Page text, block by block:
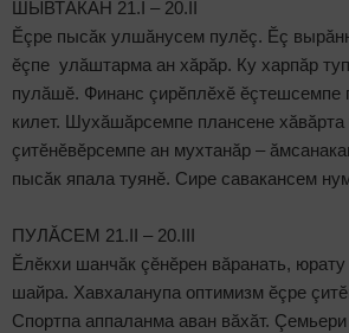
ШЫВТĂКАН 21.I – 20.II
Ӗçре пысăк улшăнусем пулӗç. Ӗç
ӗçпе улăштарма ан хăрăр. Ку харпăр
пулăшӗ. Финанс çирӗплӗхӗ ӗçтешсемпе
килет. Шухăшăрсемпе плансене хăвăрта
çитӗнӗвӗрсемпе ан мухтанăр –
пысăк япала туянӗ. Сире савакансем
ПУЛĂСЕМ 21.II – 20.III
Ӗлӗкхи шанчăк çӗнӗрен вăранать,
шайра. Хавхаланупа оптимизм ӗçре
Спортпа аппаланма аван вăхăт.